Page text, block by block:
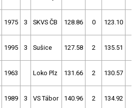
1975 3 SKVS ČB 128.86 0 123.10
1995 3 Sušice 127.58 2 135.51
1963 Loko Plz 131.66 2 130.57
1989 3 VS Tábor 140.96 2 134.92